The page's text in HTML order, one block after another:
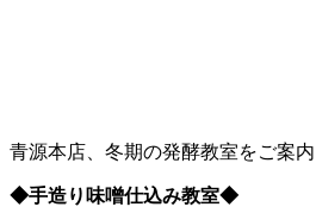
青源本店、冬期の発酵教室をご案内
◆手造り味噌仕込み教室◆